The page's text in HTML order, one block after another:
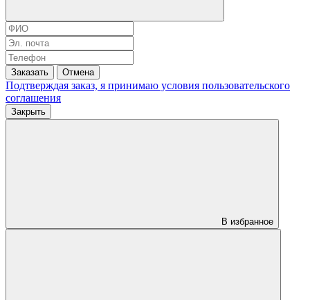
Заказать Отмена
Подтверждая заказ, я принимаю условия пользовательского
соглашения
Закрыть
В избранное